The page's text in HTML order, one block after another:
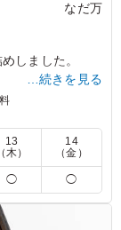
なだ万
しました。
、茄子の煮び
旨味がしっ
り、一品ご
…続きを見る
13
（木）
14
（金）
◯ ◯